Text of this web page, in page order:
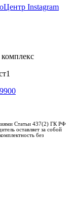
Статьи 437(2) ГК РФ
оставляет за собой
без